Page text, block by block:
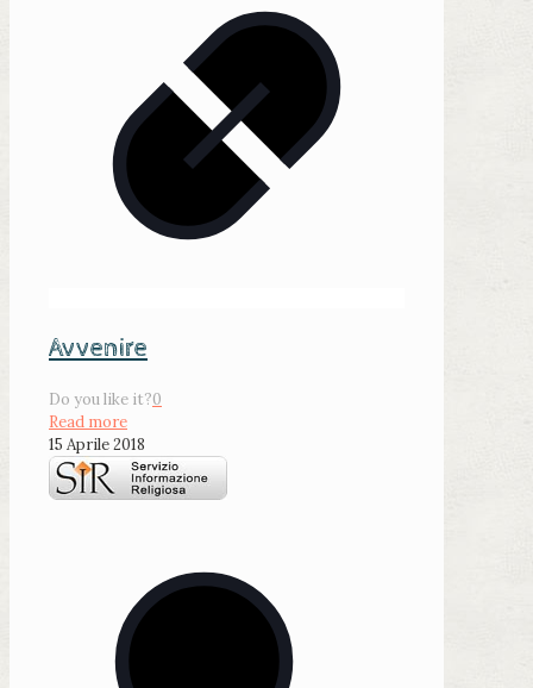
Avvenire
Do you like it?0
Read more
15 Aprile 2018